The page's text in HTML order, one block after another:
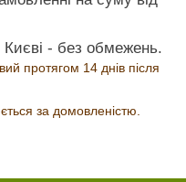
Києві - без обмежень.
протягом 14 днів після
за домовленістю.